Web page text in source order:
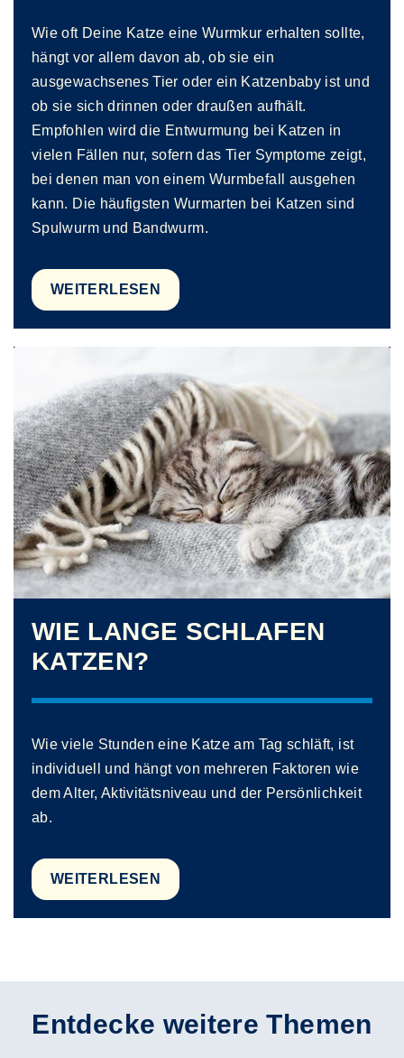
Wie oft Deine Katze eine Wurmkur erhalten sollte,
hängt vor allem davon ab, ob sie ein
ausgewachsenes Tier oder ein Katzenbaby ist und
ob sie sich drinnen oder draußen aufhält.
Empfohlen wird die Entwurmung bei Katzen in
vielen Fällen nur, sofern das Tier Symptome zeigt,
bei denen man von einem Wurmbefall ausgehen
kann. Die häufigsten Wurmarten bei Katzen sind
Spulwurm und Bandwurm.
WEITERLESEN
WIE LANGE SCHLAFEN
KATZEN?
Wie viele Stunden eine Katze am Tag schläft, ist
individuell und hängt von mehreren Faktoren wie
dem Alter, Aktivitätsniveau und der Persönlichkeit
ab.
WEITERLESEN
Entdecke weitere Themen